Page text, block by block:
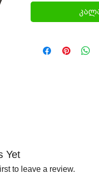
Yet
to leave a review.